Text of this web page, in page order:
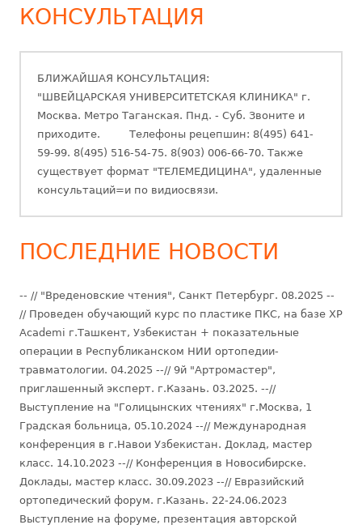
КОНСУЛЬТАЦИЯ
БЛИЖАЙШАЯ КОНСУЛЬТАЦИЯ:
"ШВЕЙЦАРСКАЯ УНИВЕРСИТЕТСКАЯ КЛИНИКА" г.
Москва. Метро Таганская. Пнд. - Суб. Звоните и
приходите. Телефоны рецепшин: 8(495) 641-
59-99. 8(495) 516-54-75. 8(903) 006-66-70. Также
существует формат "ТЕЛЕМЕДИЦИНА", удаленные
консультаций=и по видиосвязи.
ПОСЛЕДНИЕ НОВОСТИ
-- // "Вреденовские чтения", Санкт Петербург. 08.2025 --
// Проведен обучающий курс по пластике ПКС, на базе XP
Academi г.Ташкент, Узбекистан + показательные
операции в Республиканском НИИ ортопедии-
травматологии. 04.2025 --// 9й "Артромастер",
приглашенный эксперт. г.Казань. 03.2025. --//
Выступление на "Голицынских чтениях" г.Москва, 1
Градская больница, 05.10.2024 --// Международная
конференция в г.Навои Узбекистан. Доклад, мастер
класс. 14.10.2023 --// Конференция в Новосибирске.
Доклады, мастер класс. 30.09.2023 --// Евразийский
ортопедический форум. г.Казань. 22-24.06.2023
Выступление на форуме, презентация авторской